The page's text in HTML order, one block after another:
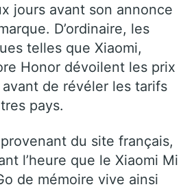
jours avant son annonce
D’ordinaire, les
telles que Xiaomi,
Honor dévoilent les prix
de révéler les tarifs
pays.
du site français,
l’heure que le Xiaomi Mi
de mémoire vive ainsi